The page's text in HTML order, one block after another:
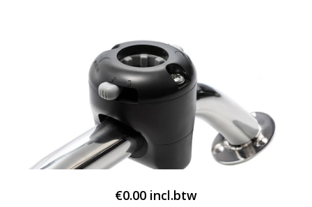
€0.00 incl.btw